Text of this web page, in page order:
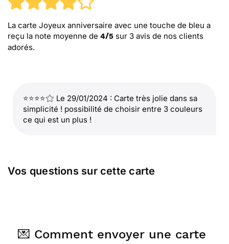
La carte Joyeux anniversaire avec une touche de bleu a
reçu la note moyenne de 4/5 sur 3 avis de nos clients
adorés.
⭐⭐⭐⭐
Le 29/01/2024 : Carte très jolie dans sa
simplicité ! possibilité de choisir entre 3 couleurs
ce qui est un plus !
Vos questions sur cette carte
💌 Comment envoyer une carte